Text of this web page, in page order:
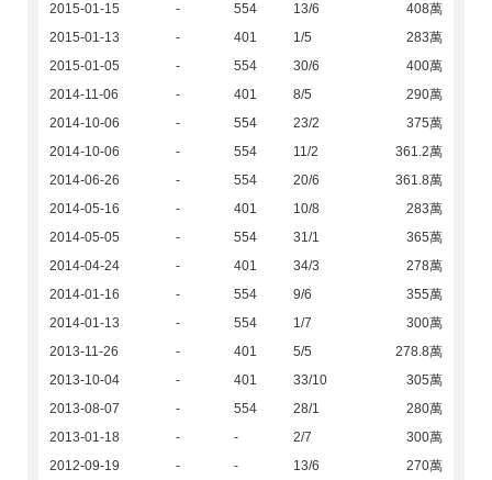
2015-01-15
- 554 13/6
408萬
2015-01-13
- 401 1/5
283萬
2015-01-05
- 554 30/6
400萬
2014-11-06
- 401 8/5
290萬
2014-10-06
- 554 23/2
375萬
2014-10-06
- 554 11/2
361.2萬
2014-06-26
- 554 20/6
361.8萬
2014-05-16
- 401 10/8
283萬
2014-05-05
- 554 31/1
365萬
2014-04-24
- 401 34/3
278萬
2014-01-16
- 554 9/6
355萬
2014-01-13
- 554 1/7
300萬
2013-11-26
- 401 5/5
278.8萬
2013-10-04
- 401 33/10
305萬
2013-08-07
- 554 28/1
280萬
2013-01-18
- - 2/7
300萬
2012-09-19
- - 13/6
270萬